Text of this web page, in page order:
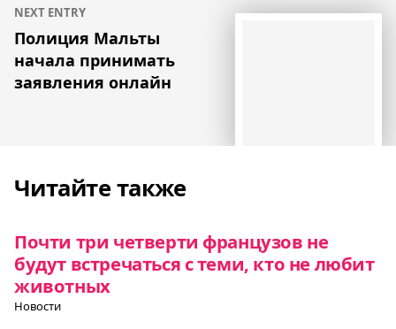
NEXT ENTRY
Полиция Мальты
начала принимать
заявления онлайн
Читайте также
Почти три четверти французов не
будут встречаться с теми, кто не любит
животных
Новости